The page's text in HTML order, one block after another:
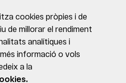
cookies pròpies i de
de millorar el rendiment
analítiques i
informació o vols
a la